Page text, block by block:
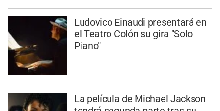
Ludovico Einaudi presentará en
el Teatro Colón su gira "Solo
Piano"
La película de Michael Jackson